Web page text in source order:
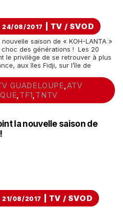
| 24/08/2017 TV / SVOD
saison de « KOH-LANTA »
des générations ! Les 20
le privilège de se retrouver à plus
aux îles Fidji, sur l’île de
GUADELOUPE ATV
TF1 TNTV
la nouvelle saison de
| 21/08/2017 TV / SVOD